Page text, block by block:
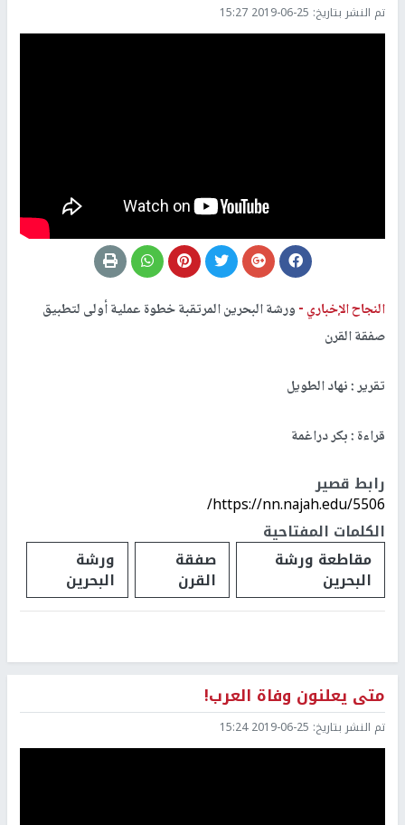
تم النشر بتاريخ: 2019-06-25 15:27
النجاح الإخباري -ورشة البحرين المرتقبة خطوة عملية أولى لتطبيق
صفقة القرن
تقرير : نهاد الطويل
قراءة : بكر دراغمة
رابط قصير
https://nn.najah.edu/5506/
الكلمات المفتاحية
مقاطعة ورشة
البحرين
صفقة
القرن
ورشة
البحرين
متى يعلنون وفاة العرب!
تم النشر بتاريخ: 2019-06-25 15:24